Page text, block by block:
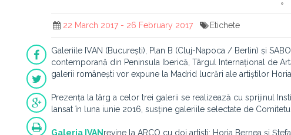
22 March 2017 - 26 February 2017 Etichete
Galeriile IVAN (București), Plan B (Cluj-Napoca / Berlin) și
contemporană din Peninsula Iberică, Târgul Internațional de
galerii românești vor expune la Madrid lucrări ale artiștilor
Prezența la târg a celor trei galerii se realizează cu sprijinul
lansat în luna iunie 2016, susține galeriile selectate de